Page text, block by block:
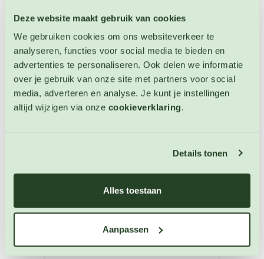
Deze website maakt gebruik van cookies
We gebruiken cookies om ons websiteverkeer te
analyseren, functies voor social media te bieden en
advertenties te personaliseren. Ook delen we informatie
over je gebruik van onze site met partners voor social
media, adverteren en analyse. Je kunt je instellingen
altijd wijzigen via onze cookieverklaring.
Details tonen
Alles toestaan
Aanpassen
Aubergine Violetta Lunga 3
Aubergine zaden